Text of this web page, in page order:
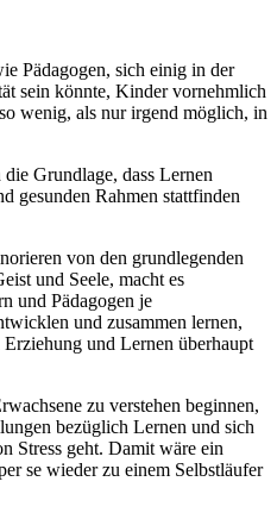
Pädagogen, sich einig in der
sein könnte, Kinder vornehmlich
wenig, als nur irgend möglich, in
Grundlage, dass Lernen
gesunden Rahmen stattfinden
von den grundlegenden
und Seele, macht es
und Pädagogen je
und zusammen lernen,
und Lernen überhaupt
zu verstehen beginnen,
bezüglich Lernen und sich
Stress geht. Damit wäre ein
se wieder zu einem Selbstläufer